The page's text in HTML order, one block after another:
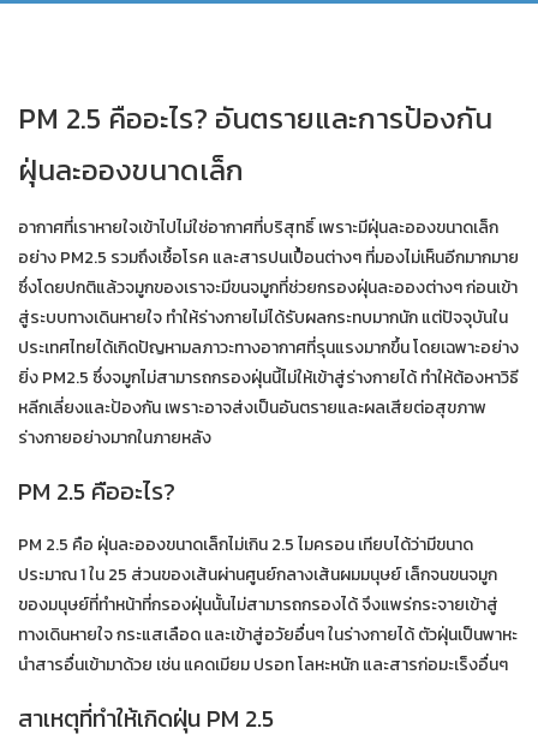
PM 2.5 คืออะไร? อันตรายและการป้องกัน
ฝุ่นละอองขนาดเล็ก
อากาศที่เราหายใจเข้าไปไม่ใช่อากาศที่บริสุทธิ์ เพราะมีฝุ่นละอองขนาดเล็ก
อย่าง PM2.5 รวมถึงเชื้อโรค และสารปนเปื้อนต่างๆ ที่มองไม่เห็นอีกมากมาย
ซึ่งโดยปกติแล้วจมูกของเราจะมีขนจมูกที่ช่วยกรองฝุ่นละอองต่างๆ ก่อนเข้า
สู่ระบบทางเดินหายใจ ทำให้ร่างกายไม่ได้รับผลกระทบมากนัก แต่ปัจจุบันใน
ประเทศไทยได้เกิดปัญหามลภาวะทางอากาศที่รุนแรงมากขึ้น โดยเฉพาะอย่าง
ยิ่ง PM2.5 ซึ่งจมูกไม่สามารถกรองฝุ่นนี้ไม่ให้เข้าสู่ร่างกายได้ ทำให้ต้องหาวิธี
หลีกเลี่ยงและป้องกัน เพราะอาจส่งเป็นอันตรายและผลเสียต่อสุขภาพ
ร่างกายอย่างมากในภายหลัง
PM 2.5 คืออะไร?
PM 2.5 คือ ฝุ่นละอองขนาดเล็กไม่เกิน 2.5 ไมครอน เทียบได้ว่ามีขนาด
ประมาณ 1 ใน 25 ส่วนของเส้นผ่านศูนย์กลางเส้นผมมนุษย์ เล็กจนขนจมูก
ของมนุษย์ที่ทำหน้าที่กรองฝุ่นนั้นไม่สามารถกรองได้ จึงแพร่กระจายเข้าสู่
ทางเดินหายใจ กระแสเลือด และเข้าสู่อวัยอื่นๆ ในร่างกายได้ ตัวฝุ่นเป็นพาหะ
นำสารอื่นเข้ามาด้วย เช่น แคดเมียม ปรอท โลหะหนัก และสารก่อมะเร็งอื่นๆ
สาเหตุที่ทำให้เกิดฝุ่น PM 2.5